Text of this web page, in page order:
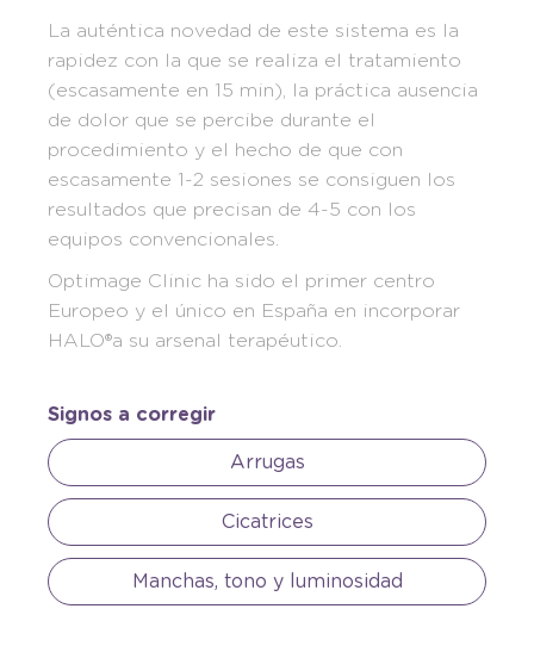
La auténtica novedad de este sistema es la
rapidez con la que se realiza el tratamiento
(escasamente en 15 min), la práctica ausencia
de dolor que se percibe durante el
procedimiento y el hecho de que con
escasamente 1-2 sesiones se consiguen los
resultados que precisan de 4-5 con los
equipos convencionales.
Optimage Clinic ha sido el primer centro
Europeo y el único en España en incorporar
HALO®a su arsenal terapéutico.
Signos a corregir
Arrugas
Cicatrices
Manchas, tono y luminosidad